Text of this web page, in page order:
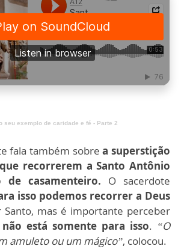
seu exemplo de caridade e fé - Parte 2
fala também sobre a superstição
recorrerem a Santo Antônio
casamenteiro. O sacerdote
isso podemos recorrer a Deus
Santo, mas é importante perceber
está somente para isso. “O
amuleto ou um mágico”, colocou.